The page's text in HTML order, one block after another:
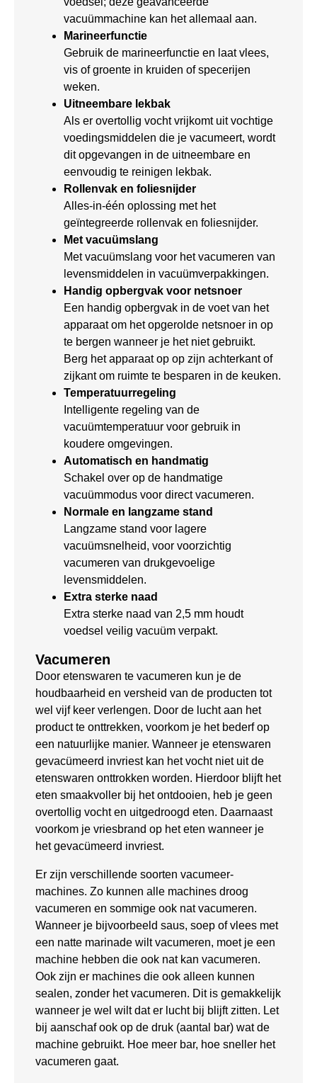
vacuümmachine kan het allemaal aan.
Marineerfunctie
Gebruik de marineerfunctie en laat vlees,
vis of groente in kruiden of specerijen
weken.
Uitneembare lekbak
Als er overtollig vocht vrijkomt uit vochtige
voedingsmiddelen die je vacumeert, wordt
dit opgevangen in de uitneembare en
eenvoudig te reinigen lekbak.
Rollenvak en foliesnijder
Alles-in-één oplossing met het
geïntegreerde rollenvak en foliesnijder.
Met vacuümslang
Met vacuümslang voor het vacumeren van
levensmiddelen in vacuümverpakkingen.
Handig opbergvak voor netsnoer
Een handig opbergvak in de voet van het
apparaat om het opgerolde netsnoer in op
te bergen wanneer je het niet gebruikt.
Berg het apparaat op op zijn achterkant of
zijkant om ruimte te besparen in de keuken.
Temperatuurregeling
Intelligente regeling van de
vacuümtemperatuur voor gebruik in
koudere omgevingen.
Automatisch en handmatig
Schakel over op de handmatige
vacuümmodus voor direct vacumeren.
Normale en langzame stand
Langzame stand voor lagere
vacuümsnelheid, voor voorzichtig
vacumeren van drukgevoelige
levensmiddelen.
Extra sterke naad
Extra sterke naad van 2,5 mm houdt
voedsel veilig vacuüm verpakt.
Vacumeren
Door etenswaren te vacumeren kun je de
houdbaarheid en versheid van de producten tot
wel vijf keer verlengen. Door de lucht aan het
product te onttrekken, voorkom je het bederf op
een natuurlijke manier. Wanneer je etenswaren
gevacümeerd invriest kan het vocht niet uit de
etenswaren onttrokken worden. Hierdoor blijft het
eten smaakvoller bij het ontdooien, heb je geen
overtollig vocht en uitgedroogd eten. Daarnaast
voorkom je vriesbrand op het eten wanneer je
het gevacümeerd invriest.
Er zijn verschillende soorten vacumeer-
machines. Zo kunnen alle machines droog
vacumeren en sommige ook nat vacumeren.
Wanneer je bijvoorbeeld saus, soep of vlees met
een natte marinade wilt vacumeren, moet je een
machine hebben die ook nat kan vacumeren.
Ook zijn er machines die ook alleen kunnen
sealen, zonder het vacumeren. Dit is gemakkelijk
wanneer je wel wilt dat er lucht bij blijft zitten. Let
bij aanschaf ook op de druk (aantal bar) wat de
machine gebruikt. Hoe meer bar, hoe sneller het
vacumeren gaat.